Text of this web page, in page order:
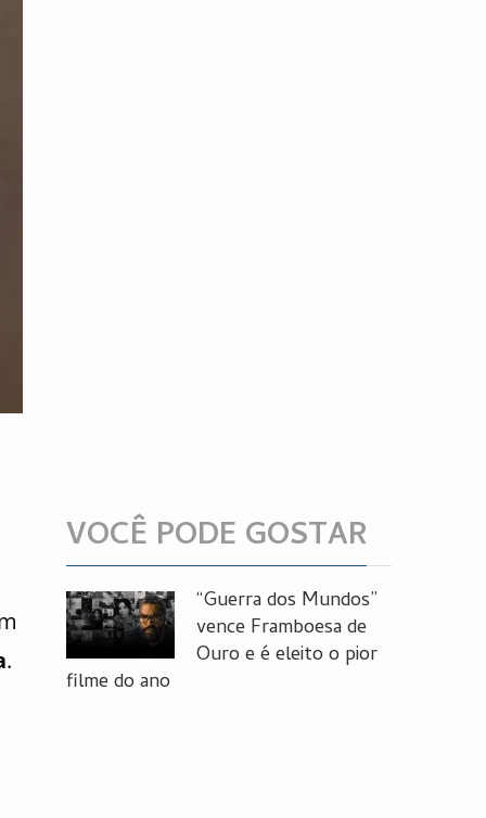
.
VOCÊ PODE GOSTAR
“Guerra dos Mundos”
vence Framboesa de
Ouro e é eleito o pior
filme do ano